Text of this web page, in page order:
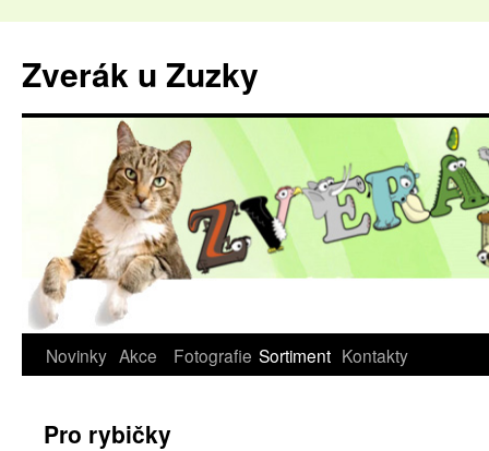
Zverák u Zuzky
Novinky Akce Fotografie Sortiment Kontakty
Pro rybičky